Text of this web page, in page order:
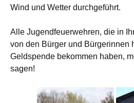
Wind und Wetter durchgeführt.
Alle Jugendfeuerwehren, die in
von den Bürger und Bürgerinnen
Geldspende bekommen haben,
sagen!